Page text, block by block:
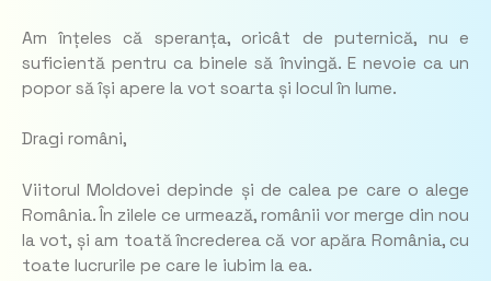
Am înțeles că speranța, oricât de puternică, nu e
suficientă pentru ca binele să învingă. E nevoie ca un
popor să își apere la vot soarta și locul în lume.
Dragi români,
Viitorul Moldovei depinde și de calea pe care o alege
România. În zilele ce urmează, românii vor merge din nou
la vot, și am toată încrederea că vor apăra România, cu
toate lucrurile pe care le iubim la ea.